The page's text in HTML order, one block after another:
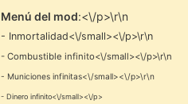
Menú del mod:<\/p>\r\n
- Inmortalidad<\/small><\/p>\r\n
- Combustible infinito<\/small><\/p>\r\n
- Municiones infinitas<\/small><\/p>\r\n
- Dinero infinito<\/small><\/p>